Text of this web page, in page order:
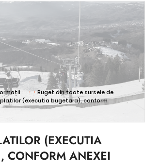
Buget din toate sursele de
(executia bugetara), conform
(EXECUTIA
CONFORM ANEXEI